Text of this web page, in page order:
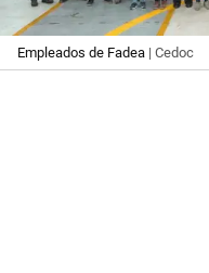
Empleados de Fadea | Cedoc